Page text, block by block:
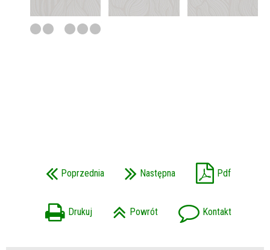
Poprzednia Następna Pdf
Drukuj Powrót Kontakt